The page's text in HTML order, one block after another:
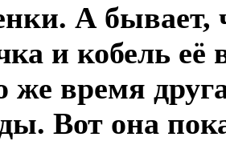
А бывает,
и кобель
же время
Вот она